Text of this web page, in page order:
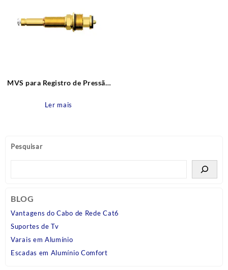
Pesquisar
BLOG
Vantagens do Cabo de Rede Cat6
Suportes de Tv
Varais em Alumínio
Escadas em Alumínio Comfort
MVS para Registro de Pressão
43 – Mod. Atual Censi
Ler mais